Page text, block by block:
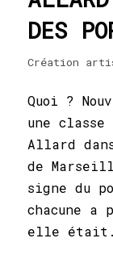
DES
Création
Quoi ?
une classe
Allard
de
signe du
chacune
elle